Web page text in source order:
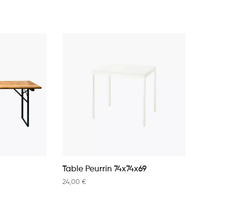
Table Peurrin 74x74x69
24,00 €